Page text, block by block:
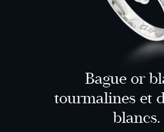
Bague or
tourmalines et
blancs.